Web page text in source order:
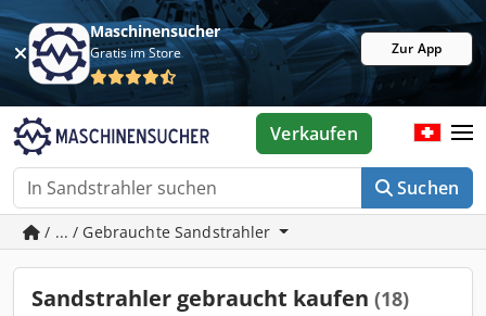
Maschinensucher
Gratis im Store Zur App
Suchen
Verkaufen
/ ... / Gebrauchte Sandstrahler
Sandstrahler gebraucht kaufen (18)